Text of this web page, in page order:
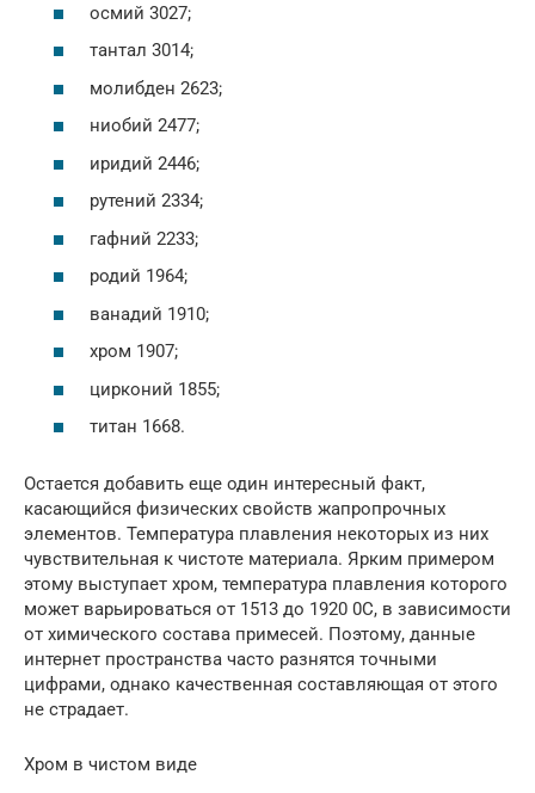
осмий 3027;
тантал 3014;
молибден 2623;
ниобий 2477;
иридий 2446;
рутений 2334;
гафний 2233;
родий 1964;
ванадий 1910;
хром 1907;
цирконий 1855;
титан 1668.
Остается добавить еще один интересный факт,
касающийся физических свойств жапропрочных
элементов. Температура плавления некоторых из них
чувствительная к чистоте материала. Ярким примером
этому выступает хром, температура плавления которого
может варьироваться от 1513 до 1920 0С, в зависимости
от химического состава примесей. Поэтому, данные
интернет пространства часто разнятся точными
цифрами, однако качественная составляющая от этого
не страдает.
Хром в чистом виде